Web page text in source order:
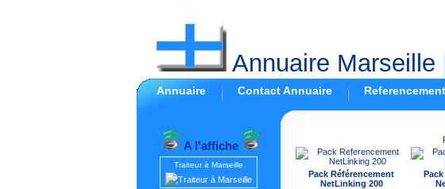
Annuaire Marseille
Annuaire Contact Annuaire
A l'affiche
Traiteur à Marseille
Pack Référencement
NetLinking 200